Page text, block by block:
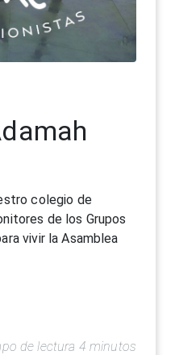
colegio de
de los Grupos
vivir la Asamblea
de lectura 4 minutos